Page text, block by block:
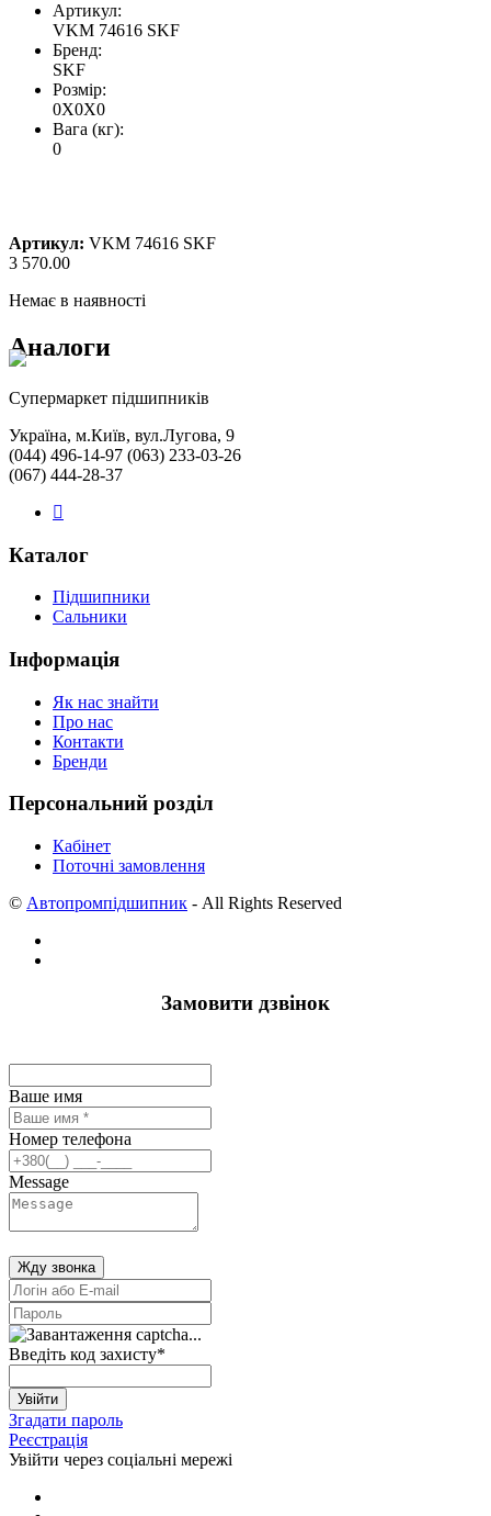
Артикул:
VKM 74616 SKF
Бренд:
SKF
Розмір:
0X0X0
Вага (кг):
0
Артикул: VKM 74616 SKF
3 570.00
Немає в наявності
Аналоги
Cупермаркет підшипників
Україна, м.Київ, вул.Лугова, 9
(044) 496-14-97 (063) 233-03-26
(067) 444-28-37
Каталог
Підшипники
Сальники
Інформація
Як нас знайти
Про нас
Контакти
Бренди
Персональний розділ
Кабінет
Поточні замовлення
© Автопромпідшипник - All Rights Reserved
Замовити дзвінок
Ваше имя
Номер телефона
Message
Жду звонка
Введіть код захисту*
Увійти
Згадати пароль
Реєстрація
Увійти через соціальні мережі